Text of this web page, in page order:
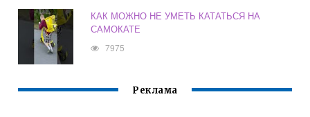
КАК МОЖНО НЕ УМЕТЬ КАТАТЬСЯ НА
САМОКАТЕ
7975
Реклама